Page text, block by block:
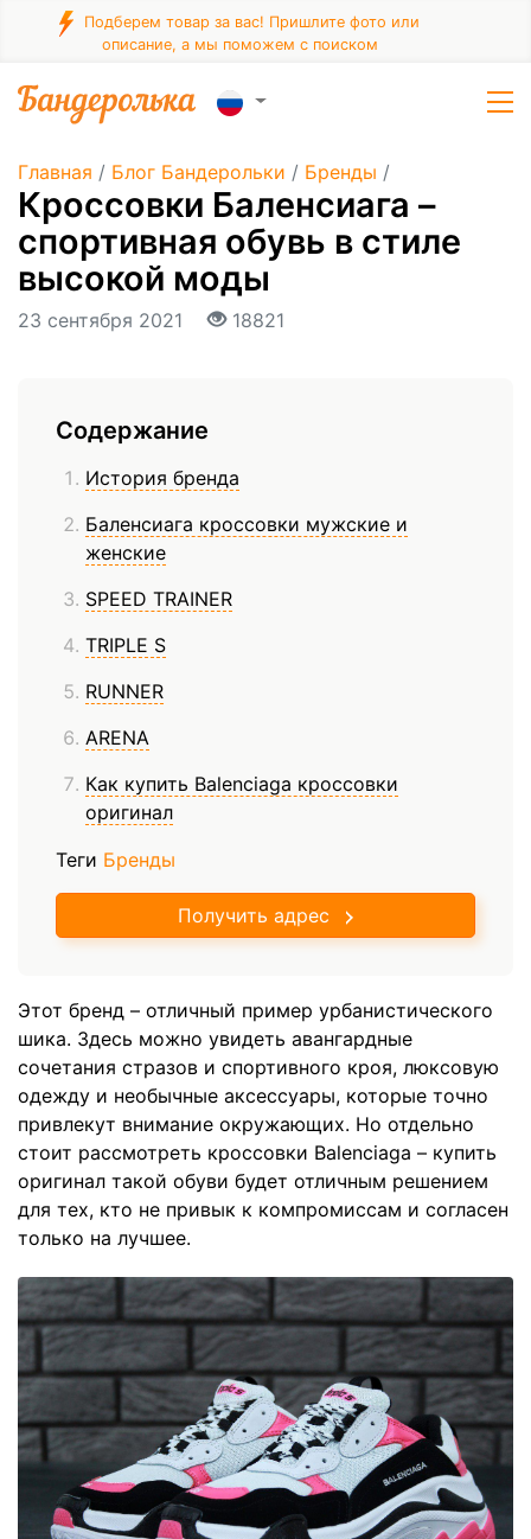
Подберем товар за вас! Пришлите фото или
описание, а мы поможем с поиском
Главная / Блог Бандерольки / Бренды /
Кроссовки Баленсиага –
спортивная обувь в стиле
высокой моды
23 сентября 2021 18821
Содержание
История бренда
Баленсиага кроссовки мужские и
женские
SPEED TRAINER
TRIPLE S
RUNNER
ARENA
Как купить Balenciaga кроссовки
оригинал
Теги Бренды
Получить адрес
Этот бренд – отличный пример урбанистического
шика. Здесь можно увидеть авангардные
сочетания стразов и спортивного кроя, люксовую
одежду и необычные аксессуары, которые точно
привлекут внимание окружающих. Но отдельно
стоит рассмотреть кроссовки Balenciaga – купить
оригинал такой обуви будет отличным решением
для тех, кто не привык к компромиссам и согласен
только на лучшее.